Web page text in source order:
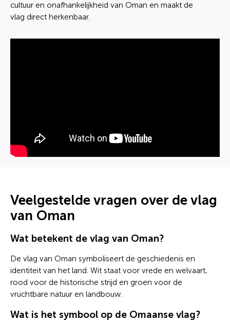
cultuur en onafhankelijkheid van Oman en maakt de
vlag direct herkenbaar.
Veelgestelde vragen over de vlag
van Oman
Wat betekent de vlag van Oman?
De vlag van Oman symboliseert de geschiedenis en
identiteit van het land. Wit staat voor vrede en welvaart,
rood voor de historische strijd en groen voor de
vruchtbare natuur en landbouw.
Wat is het symbool op de Omaanse vlag?